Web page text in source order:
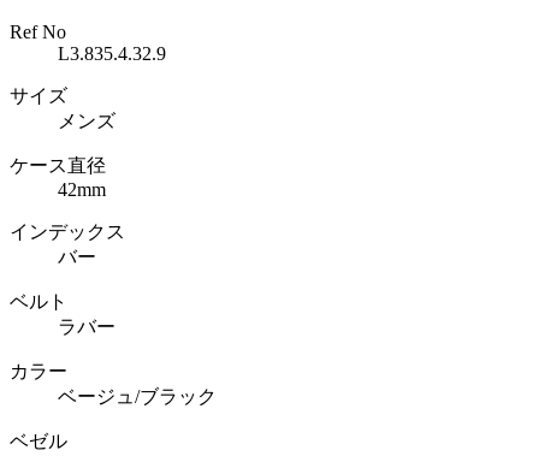
Ref No
L3.835.4.32.9
サイズ
メンズ
ケース直径
42mm
インデックス
バー
ベルト
ラバー
カラー
ベージュ/ブラック
ベゼル